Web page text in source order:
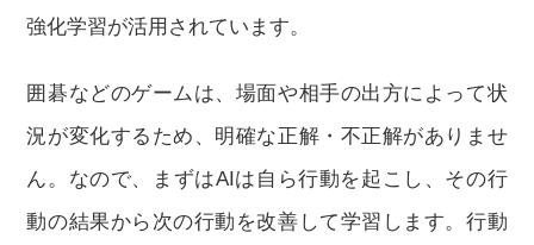
強化学習が活用されています。
囲碁などのゲームは、場面や相手の出方によって状
況が変化するため、明確な正解・不正解がありませ
ん。なので、まずはAIは自ら行動を起こし、その行
動の結果から次の行動を改善して学習します。行動